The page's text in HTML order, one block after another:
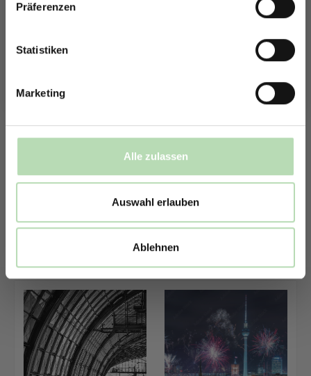
Präferenzen
Statistiken
Marketing
Alle zulassen
Auswahl erlauben
Ablehnen
987551044